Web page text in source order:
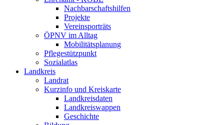
Nachbarschaftshilfen
Projekte
Vereinsporträts
ÖPNV im Alltag
Mobilitätsplanung
Pflegestützpunkt
Sozialatlas
Landkreis
Landrat
Kurzinfo und Kreiskarte
Landkreisdaten
Landkreiswappen
Geschichte